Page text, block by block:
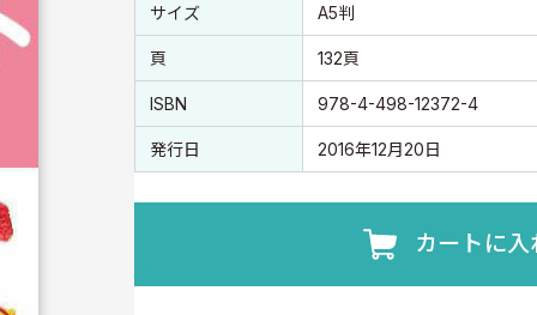
サイズ A5判
頁 132頁
ISBN 978-4-498-12372-4
発行日 2016年12月20日
カートに入